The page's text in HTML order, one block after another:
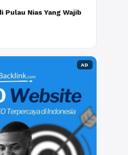
Pulau Nias Yang Wajib
AD